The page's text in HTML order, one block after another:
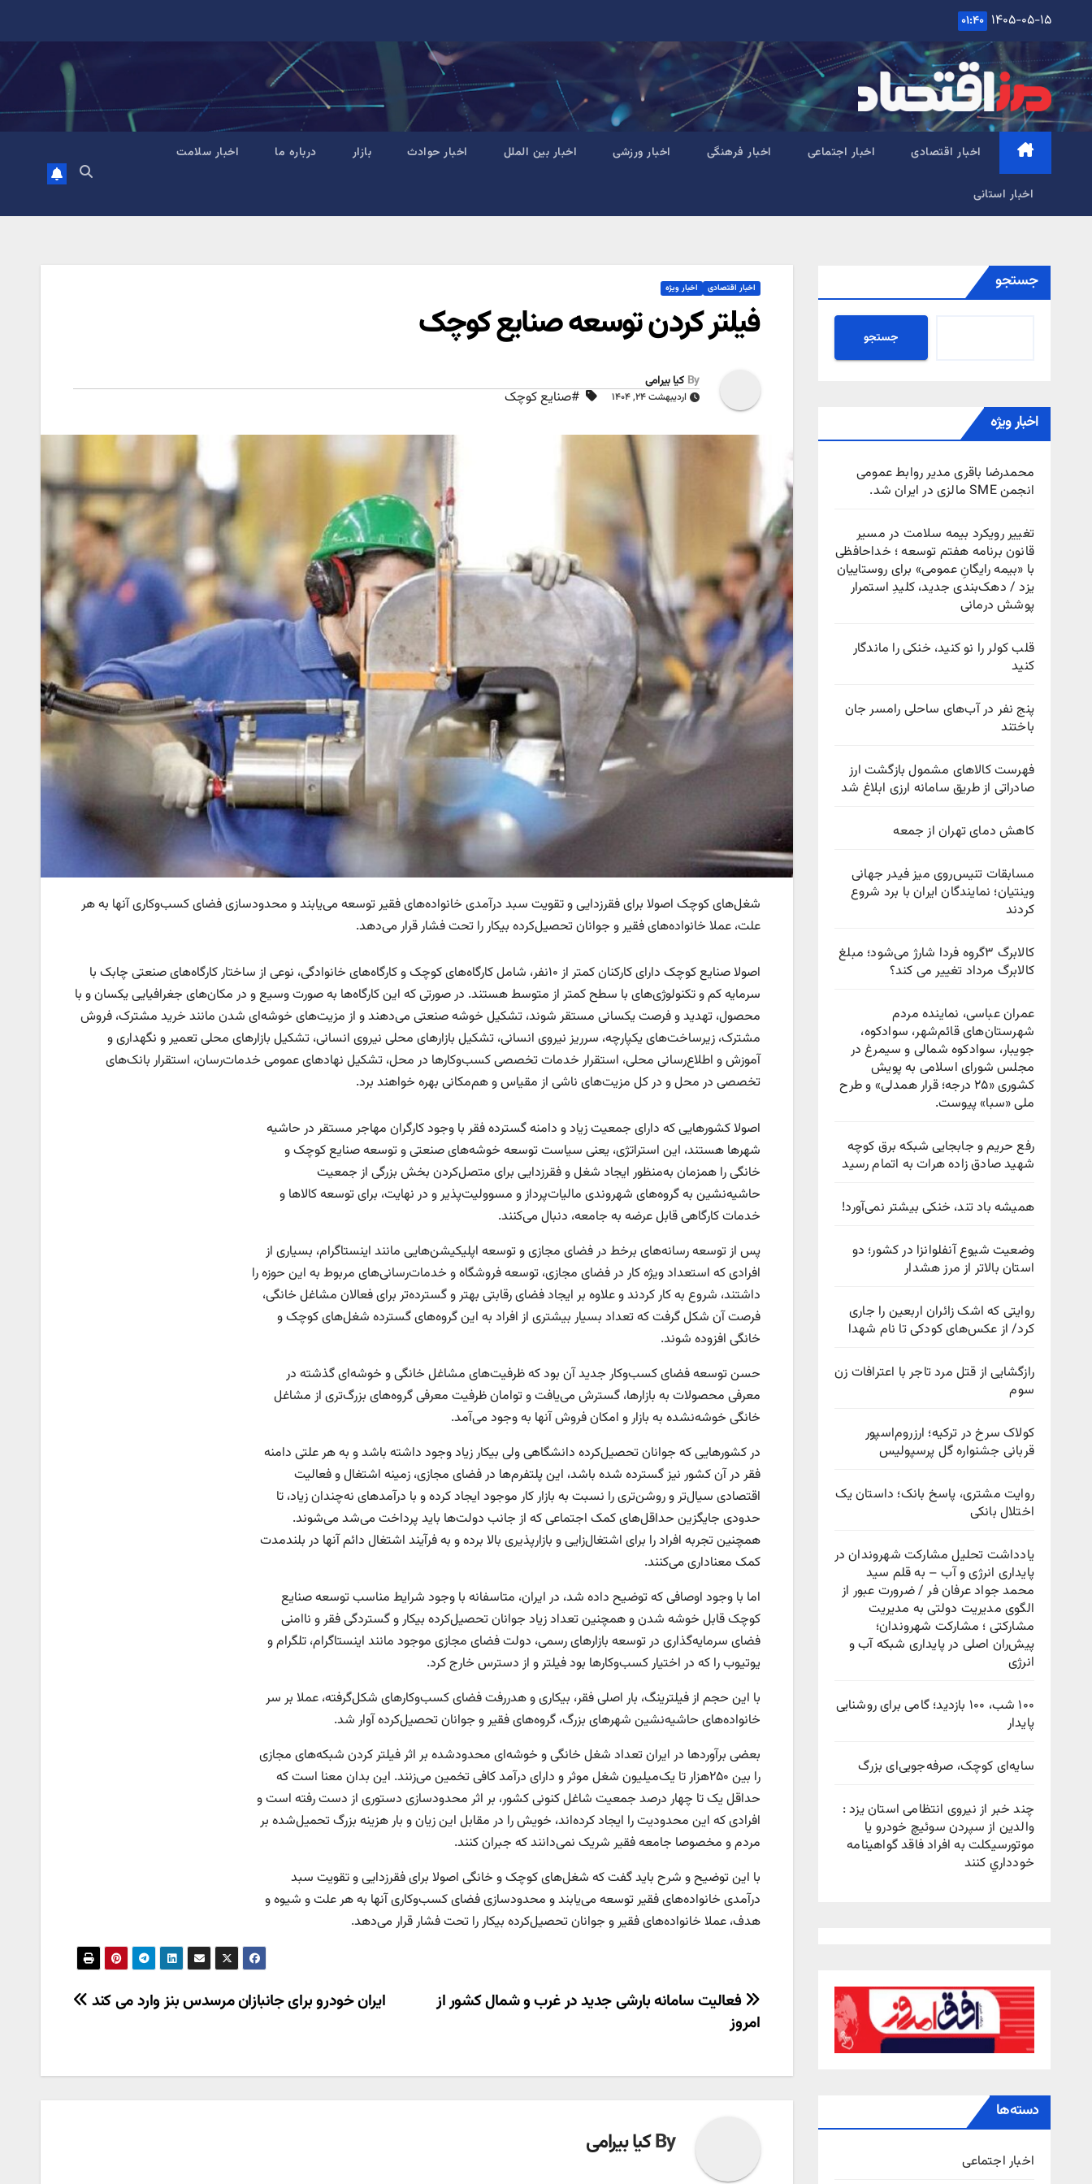
content
۱۴۰۵-۰۵-۱۵ ۰۱:۴۰
اخبار اقتصادی اخبار اجتماعی اخبار فرهنگی اخبار ورزشی اخبار بین الملل اخبار حوادث بازار درباره ما اخبار سلامت
اخبار استانی
جستجو
جستجو
اخبار ویژه
محمدرضا باقری مدیر روابط عمومی
انجمن SME مالزی در ایران شد.
تغییر رویکرد بیمه سلامت در مسیر
قانون برنامه هفتم توسعه ؛ خداحافظی
با «بیمه رایگانِ عمومی» برای روستاییان
یزد / دهک‌بندی جدید، کلیدِ استمرار
پوشش درمانی
قلب کولر را نو کنید، خنکی را ماندگار
کنید
پنج نفر در آب‌های ساحلی رامسر جان
باختند
فهرست کالاهای مشمول بازگشت ارز
صادراتی از طریق سامانه ارزی ابلاغ شد
کاهش دمای تهران از جمعه
مسابقات تنیس‌روی میز فیدر جهانی
وینتیان؛ نمایندگان ایران با برد شروع
کردند
کالابرگ ۳گروه فردا شارژ می‌شود؛ مبلغ
کالابرگ مرداد تغییر می کند؟
عمران عباسی، نماینده مردم
شهرستان‌های قائم‌شهر، سوادكوه،
جویبار، سوادكوه شمالی و سیمرغ در
مجلس شورای اسلامی به پویش
كشوری «۲۵ درجه؛ قرار همدلی» و طرح
ملی «سبا» پیوست.
رفع حریم و جابجایی شبکه برق کوچه
شهید صادق زاده هرات به اتمام رسید
همیشه باد تند، خنکی بیشتر نمی‌آورد!
وضعیت شیوع آنفلوانزا در کشور؛ دو
استان بالاتر از مرز هشدار
روایتی که اشک زائران اربعین را جاری
کرد/ از عکس‌های کودکی تا نام شهدا
رازگشایی از قتل مرد تاجر با اعترافات زن
سوم
کولاک سرخ در ترکیه؛ ارزروم‌اسپور
قربانی جشنواره گل پرسپولیس
روایت مشتری، پاسخ بانک؛ داستان یک
اختلال بانکی
یادداشت تحلیل مشارکت شهروندان در
پایداری انرژی و آب – به قلم سید
محمد جواد عرفان فر / ضرورت عبور از
الگوی مدیریت دولتی به مدیریت
مشارکتی ؛ مشارکت شهروندان؛
پیش‌ران اصلی در پایداری شبکه آب و
انرژی
۱۰۰ شب، ۱۰۰ بازدید؛ گامی برای روشنایی
پایدار
سایه‌ای کوچک، صرفه‌جویی‌ای بزرگ
چند خبر از نیروی انتظامی استان یزد :
والدين از سپردن سوئيچ خودرو يا
موتورسيکلت به افراد فاقد گواهينامه
خودداري کنند
دسته‌ها
اخبار اجتماعی
اخبار اقتصادی اخبار ویژه
فیلتر کردن توسعه صنایع کوچک
By کیا بیرامی
اردیبهشت ۲۴, ۱۴۰۴ #صنایع کوچک
شغل‌‌های کوچک اصولا برای فقرزدایی و تقویت سبد درآمدی خانواده‌های فقیر توسعه می‌‌یابند و محدود‌سازی فضای کسب‌وکاری آنها به هر
علت، عملا خانواده‌های فقیر و جوانان تحصیل‌کرده بیکار را تحت فشار قرار می‌دهد.
اصولا صنایع کوچک دارای کارکنان کمتر از ۱۰نفر، شامل کارگاه‌های کوچک و کارگاه‌های خانوادگی، نوعی از ساختار کارگاه‌های صنعتی چابک با
سرمایه‌ کم و تکنولوژی‌‌های با سطح کمتر از متوسط هستند. در صورتی که این کارگاه‌ها به صورت وسیع و در مکان‌‌های جغرافیایی یکسان و با
محصول، تهدید و فرصت یکسانی مستقر شوند، تشکیل خوشه صنعتی می‌دهند و از مزیت‌‌های خوشه‌‌ای شدن مانند خرید مشترک، فروش
مشترک، زیرساخت‌‌های یکپارچه، سرریز نیروی انسانی، تشکیل بازارهای محلی نیروی انسانی، تشکیل بازارهای محلی تعمیر و نگهداری و
آموزش و اطلاع‌رسانی محلی، استقرار خدمات تخصصی کسب‌‌وکارها در محل، تشکیل نهادهای عمومی خدمات‌‌رسان، استقرار بانک‌های
تخصصی در محل و در کل مزیت‌‌های ناشی از مقیاس و هم‌‌مکانی بهره خواهند برد.
اصولا کشورهایی که دارای جمعیت زیاد و دامنه گسترده فقر با وجود کارگران مهاجر مستقر در حاشیه
شهرها هستند، این استراتژی، یعنی سیاست توسعه خوشه‌های صنعتی و توسعه صنایع کوچک و
خانگی را همزمان به‌‌منظور ایجاد شغل و فقرزدایی برای متصل‌کردن بخش بزرگی از جمعیت
حاشیه‌‌نشین به گروه‌های شهروندی مالیات‌‌پرداز و مسوولیت‌‌پذیر و در نهایت، برای توسعه کالاها و
خدمات کارگاهی قابل عرضه به جامعه، دنبال می‌‌کنند.
پس از توسعه رسانه‌های برخط در فضای مجازی و توسعه اپلیکیشن‌‌هایی مانند اینستاگرام، بسیاری از
افرادی که استعداد ویژه کار در فضای مجازی، توسعه فروشگاه و خدمات‌‌رسانی‌‌های مربوط به این حوزه را
داشتند، شروع به کار کردند و علاوه بر ایجاد فضای رقابتی بهتر و گسترده‌‌تر برای فعالان مشاغل خانگی،
فرصت آن شکل گرفت که تعداد بسیار بیشتری از افراد به این گروه‌های گسترده شغل‌‌های کوچک و
خانگی افزوده شوند.
حسن توسعه فضای کسب‌‌وکار جدید آن بود که ظرفیت‌‌های مشاغل خانگی و خوشه‌‌ای گذشته در
معرفی محصولات به بازارها، گسترش می‌‌یافت و توامان ظرفیت معرفی گروه‌های بزرگ‌تری از مشاغل
خانگی خوشه‌نشده به بازار و امکان فروش آنها به وجود می‌آمد.
در کشورهایی که جوانان تحصیل‌کرده دانشگاهی ولی بیکار زیاد وجود داشته باشد و به هر علتی دامنه
فقر در آن کشور نیز گسترده شده باشد، این پلتفرم‌‌ها در فضای مجازی، زمینه اشتغال و فعالیت
اقتصادی سیال‌‌تر و روشن‌‌تری را نسبت به بازار کار موجود ایجاد کرده و با درآمدهای نه‌چندان زیاد، تا
حدودی جایگزین حداقل‌‌های کمک اجتماعی که از جانب دولت‌ها باید پرداخت می‌شد می‌شوند.
همچنین تجربه افراد را برای اشتغال‌‌زایی و بازار‌پذیری بالا برده و به فرآیند اشتغال دائم آنها در بلندمدت
کمک معنا‌‌داری می‌‌کنند.
اما با وجود اوصافی که توضیح داده شد، در ایران، متاسفانه با وجود شرایط مناسب توسعه صنایع
کوچک قابل خوشه شدن و همچنین تعداد زیاد جوانان تحصیل‌کرده بیکار و گستردگی فقر و ناامنی
فضای سرمایه‌‌گذاری در توسعه بازارهای رسمی، دولت فضای مجازی موجود مانند اینستاگرام، تلگرام و
یوتیوب را که در اختیار کسب‌‌وکارها بود فیلتر و از دسترس خارج کرد.
با این حجم از فیلترینگ، بار اصلی فقر، بیکاری و هدررفت فضای کسب‌‌وکارهای شکل‌گرفته، عملا بر سر
خانواده‌های حاشیه‌‌نشین شهرهای بزرگ، گروه‌های فقیر و جوانان تحصیل‌کرده آوار شد.
بعضی برآوردها در ایران تعداد شغل خانگی و خوشه‌‌ای محدودشده بر اثر فیلتر کردن شبکه‌های مجازی
را بین ۲۵۰هزار تا یک‌میلیون شغل موثر و دارای درآمد کافی تخمین می‌‌زنند. این بدان معنا است که
حداقل یک تا چهار درصد جمعیت شاغل کنونی کشور، بر اثر محدودسازی دستوری از دست رفته است و
افرادی که این محدودیت را ایجاد کرده‌‌اند، خویش را در مقابل این زیان و بار هزینه بزرگ تحمیل‌شده بر
مردم و مخصوصا جامعه فقیر شریک نمی‌‌دانند که جبران کنند.
با این توضیح و شرح باید گفت که شغل‌‌های کوچک و خانگی اصولا برای فقرزدایی و تقویت سبد
درآمدی خانواده‌های فقیر توسعه می‌‌یابند و محدود‌سازی فضای کسب‌وکاری آنها به هر علت و شیوه و
هدف، عملا خانواده‌های فقیر و جوانان تحصیل‌کرده بیکار را تحت فشار قرار می‌دهد.
راهبری
نوشته
ایران خودرو برای جانبازان مرسدس بنز وارد می کند
فعالیت سامانه بارشی جدید در غرب و شمال کشور از
امروز
Byکیا بیرامی